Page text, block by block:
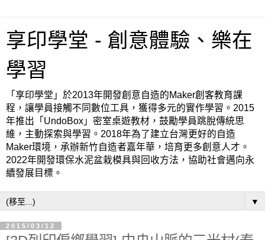
享印學堂 - 創意體驗、樂在
學習
「享印學堂」於2013年開發創意自造的Maker創客教育課
程，讓學員接觸不同數位工具，獲得多元的實作學習。2015
年推出「UndoBox」密室桌遊教材，鼓勵學員跳脫傳統思
維，主動探索與學習。2018年為了建立台灣更好的自造
Maker環境，承辦新竹自造者嘉年華，培育更多創意人才。
2022年開發環保水泥盆栽模具與回收方法，協助社會邁向永
續發展目標。
▼
2015/03/12